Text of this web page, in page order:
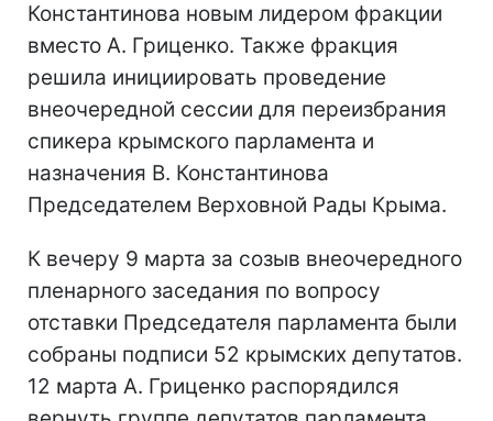
Константинова новым лидером фракции
вместо А. Гриценко. Также фракция
решила инициировать проведение
внеочередной сессии для переизбрания
спикера крымского парламента и
назначения В. Константинова
Председателем Верховной Рады Крыма.
К вечеру 9 марта за созыв внеочередного
пленарного заседания по вопросу
отставки Председателя парламента были
собраны подписи 52 крымских депутатов.
12 марта А. Гриценко распорядился